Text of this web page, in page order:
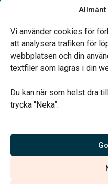
Vi använder cookies för
att analysera trafiken för
webbplatsen och din
textfiler som lagras i din
Du kan när som helst dra
trycka “Neka”.
Övrig tid enligt
Vårt systerbolag Verahill
Vi är auktoriserade av
har högt ställda krav på